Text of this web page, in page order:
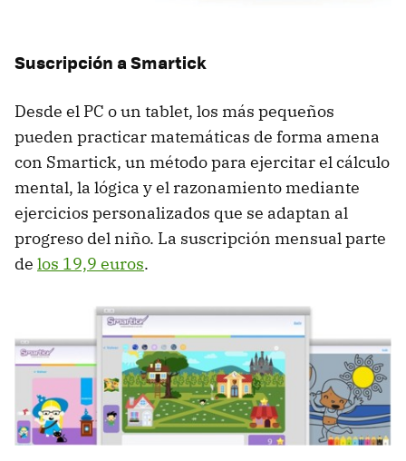
Suscripción a Smartick
Desde el PC o un tablet, los más pequeños
pueden practicar matemáticas de forma amena
con Smartick, un método para ejercitar el cálculo
mental, la lógica y el razonamiento mediante
ejercicios personalizados que se adaptan al
progreso del niño. La suscripción mensual parte
de los 19,9 euros.